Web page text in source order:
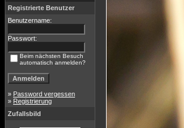
Registrierte Benutzer
Benutzername:
Passwort:
Beim nächsten Besuch
automatisch anmelden?
» Password vergessen
» Registrierung
Zufallsbild